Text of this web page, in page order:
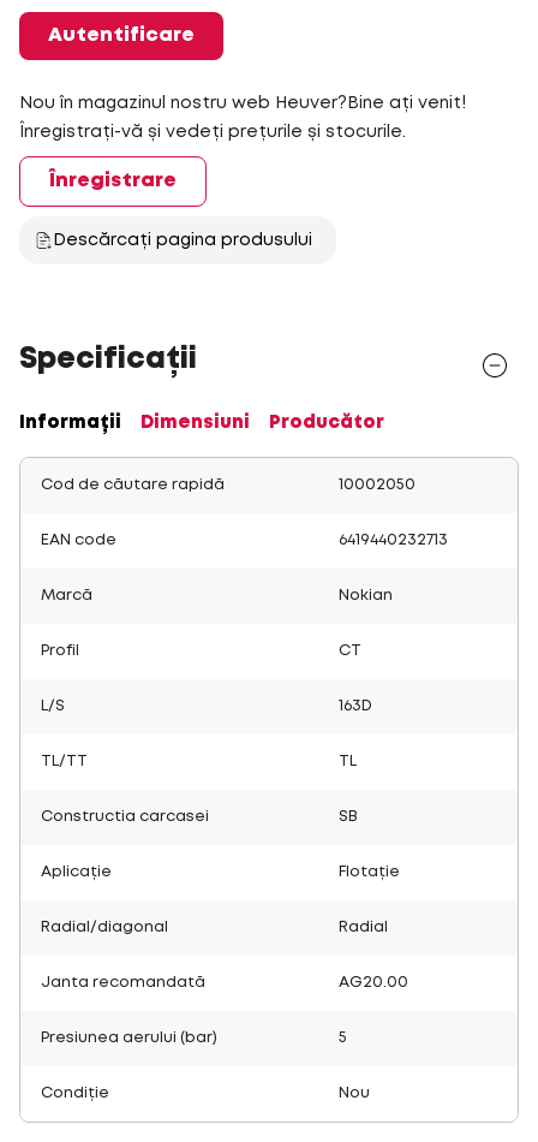
Autentificare
Nou în magazinul nostru web Heuver?Bine ați venit!
Înregistrați-vă și vedeți prețurile și stocurile.
Înregistrare
Descărcați pagina produsului
Specificații
Informații Dimensiuni Producător
Cod de căutare rapidă 10002050
EAN code 6419440232713
Marcă Nokian
Profil CT
L/S 163D
TL/TT
Constructia carcasei SB
Aplicație Flotație
Radial/diagonal Radial
Janta recomandată AG20.00
Presiunea aerului (bar) 5
Condiție Nou